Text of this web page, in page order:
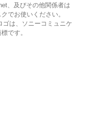
、及びその他関係者は
でお使いください。
は、ソニーコミュニケ
です。